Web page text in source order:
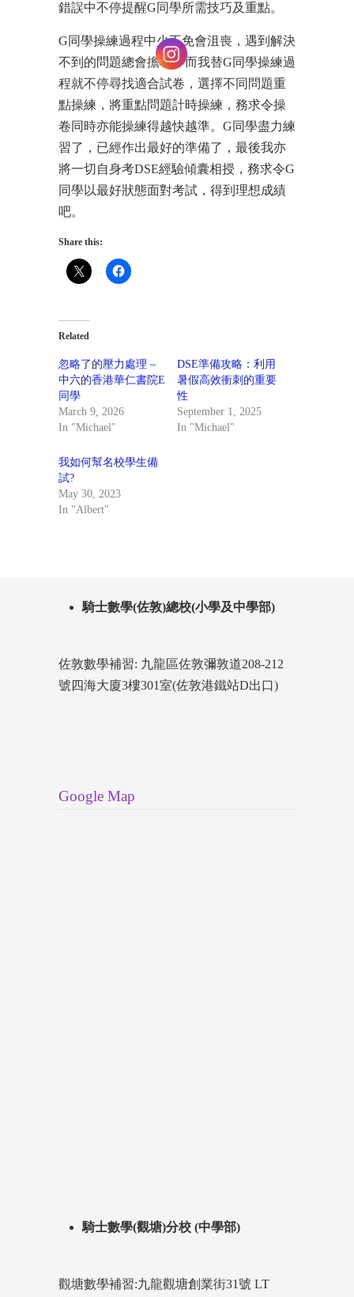
錯誤中不停提醒G同學所需技巧及重點。
G同學操練過程中少不免會沮喪，遇到解決
不到的問題總會擔心。而我替G同學操練過
程就不停尋找適合試卷，選擇不同問題重
點操練，將重點問題計時操練，務求令操
卷同時亦能操練得越快越準。G同學盡力練
習了，已經作出最好的準備了，最後我亦
將一切自身考DSE經驗傾囊相授，務求令G
同學以最好狀態面對考試，得到理想成績
吧。
Share this:
Related
忽略了的壓力處理 –
中六的香港華仁書院E
同學
March 9, 2026
In "Michael"
DSE準備攻略：利用
暑假高效衝刺的重要
性
September 1, 2025
In "Michael"
我如何幫名校學生備
試?
May 30, 2023
In "Albert"
騎士數學(佐敦)總校(小學及中學部)
佐敦數學補習: 九龍區佐敦彌敦道208-212
號四海大廈3樓301室(佐敦港鐵站D出口)
Google Map
騎士數學(觀塘)分校 (中學部)
觀塘數學補習:九龍觀塘創業街31號 LT